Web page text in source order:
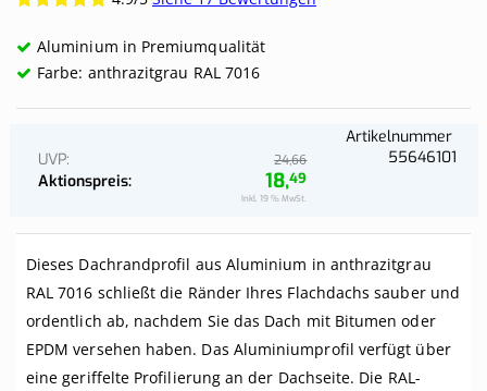
galleryAluminium in Premiumqualität
Farbe: anthrazitgrau RAL 7016
UVP 24,66
Aktionspreis 18,49
Inkl. 19 % MwSt.
Artikelnummer
55646101
Dieses Dachrandprofil aus Aluminium in anthrazitgrau
RAL 7016 schließt die Ränder Ihres Flachdachs sauber und
ordentlich ab, nachdem Sie das Dach mit Bitumen oder
EPDM versehen haben. Das Aluminiumprofil verfügt über
eine geriffelte Profilierung an der Dachseite. Die RAL-